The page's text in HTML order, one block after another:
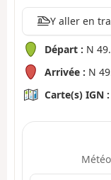
Y aller en
Départ : N
Arrivée : N
Carte(s) IGN :